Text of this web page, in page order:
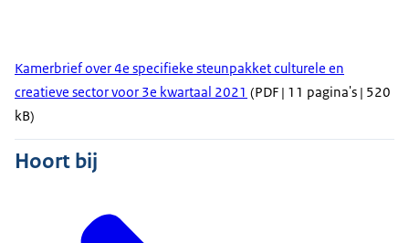
Kamerbrief over 4e specifieke steunpakket culturele en
creatieve sector voor 3e kwartaal 2021 (PDF | 11 pagina's | 520
kB)
Hoort bij